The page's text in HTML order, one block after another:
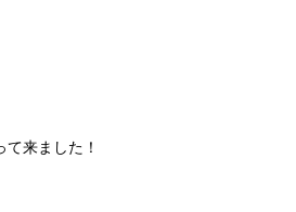
来ました！